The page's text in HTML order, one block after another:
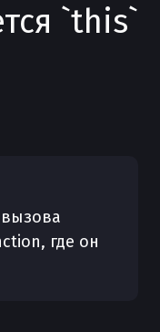
Вход
`this`
где он